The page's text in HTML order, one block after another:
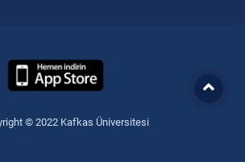
© 2022 Kafkas Üniversitesi